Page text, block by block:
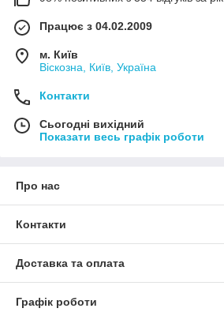
Працює з 04.02.2009
м. Київ
Віскозна, Київ, Україна
Контакти
Сьогодні вихідний
Показати весь графік роботи
Про нас
Контакти
Доставка та оплата
Графік роботи